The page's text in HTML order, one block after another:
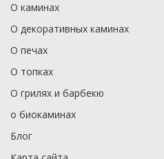
О каминах
О декоративных каминах
О печах
О топках
О грилях и барбекю
о биокаминах
Блог